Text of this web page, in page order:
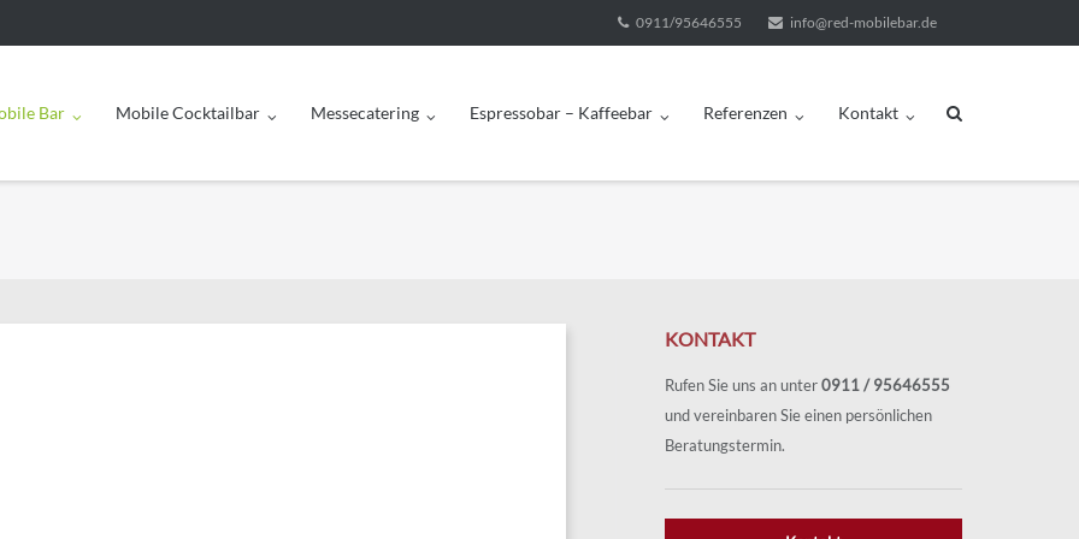
0911/95646555 info@red-mobilebar.de
Bar Mobile Cocktailbar Messecatering Espressobar – Kaffeebar Referenzen Kontakt
KONTAKT
Rufen Sie uns an unter0911 / 95646555
und vereinbaren Sie einen persönlichen
Beratungstermin.